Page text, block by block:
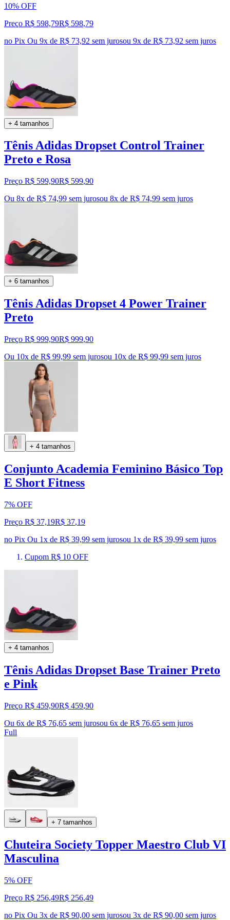
10% OFF
Preço R$ 598,79R$ 598,79
no Pix Ou 9x de R$ 73,92 sem jurosou 9x de R$ 73,92 sem juros
+ 4 tamanhos
Tênis Adidas Dropset Control Trainer
Preto e Rosa
Preço R$ 599,90R$ 599,90
Ou 8x de R$ 74,99 sem jurosou 8x de R$ 74,99 sem juros
+ 6 tamanhos
Tênis Adidas Dropset 4 Power Trainer
Preto
Preço R$ 999,90R$ 999,90
Ou 10x de R$ 99,99 sem jurosou 10x de R$ 99,99 sem juros
+ 4 tamanhos
Conjunto Academia Feminino Básico Top
E Short Fitness
7% OFF
Preço R$ 37,19R$ 37,19
no Pix Ou 1x de R$ 39,99 sem jurosou 1x de R$ 39,99 sem juros
Cupom R$ 10 OFF
+ 4 tamanhos
Tênis Adidas Dropset Base Trainer Preto
e Pink
Preço R$ 459,90R$ 459,90
Ou 6x de R$ 76,65 sem jurosou 6x de R$ 76,65 sem juros
Full
+ 7 tamanhos
Chuteira Society Topper Maestro Club VI
Masculina
5% OFF
Preço R$ 256,49R$ 256,49
no Pix Ou 3x de R$ 90,00 sem jurosou 3x de R$ 90,00 sem juros